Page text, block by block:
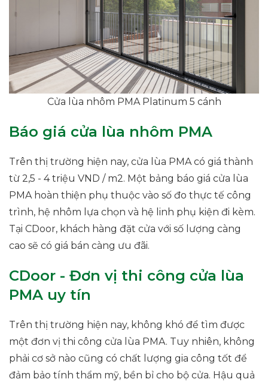
Cửa lùa nhôm PMA Platinum 5 cánh
Báo giá cửa lùa nhôm PMA
Trên thị trường hiện nay, cửa lùa PMA có giá thành
từ 2,5 - 4 triệu VND / m2. Một bảng báo giá cửa lùa
PMA hoàn thiện phụ thuộc vào số đo thực tế công
trình, hệ nhôm lựa chọn và hệ linh phụ kiện đi kèm.
Tại CDoor, khách hàng đặt cửa với số lượng càng
cao sẽ có giá bán càng ưu đãi.
CDoor - Đơn vị thi công cửa lùa
PMA uy tín
Trên thị trường hiện nay, không khó để tìm được
một đơn vị thi công cửa lùa PMA. Tuy nhiên, không
phải cơ sở nào cũng có chất lượng gia công tốt để
đảm bảo tính thẩm mỹ, bền bỉ cho bộ cửa. Hậu quả